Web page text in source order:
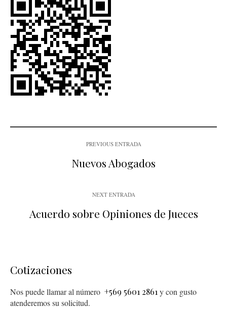
PREVIOUS ENTRADA
Nuevos Abogados
NEXT ENTRADA
Acuerdo sobre Opiniones de Jueces
Cotizaciones
Nos puede llamar al número +569 5601 2861 y con gusto
atenderemos su solicitud.